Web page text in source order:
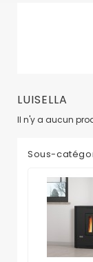
LUISELLA
Il n'y a aucun
Sous-